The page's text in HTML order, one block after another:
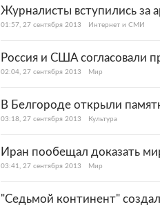
Журналисты вступились за
01:57, 27 сентября 2013 Интернет и СМИ
Россия и США согласовали
02:04, 27 сентября 2013 Мир
В Белгороде открыли
03:18, 27 сентября 2013 Культура
Иран пообещал доказать
03:41, 27 сентября 2013 Мир
"Седьмой континент"